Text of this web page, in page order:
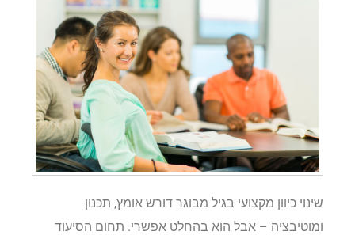
שינוי כיוון מקצועי בגיל מבוגר דורש אומץ, תכנון
ומוטיבציה – אבל הוא בהחלט אפשרי. תחום הסיעוד